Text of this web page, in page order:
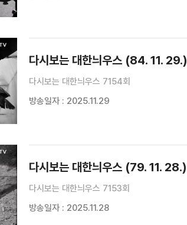
다시보는 대한늬우스 (84. 11. 29.)
다시보는 대한늬우스 7154회
방송일자 : 2025.11.29
다시보는 대한늬우스 (79. 11. 28.)
다시보는 대한늬우스 7153회
방송일자 : 2025.11.28